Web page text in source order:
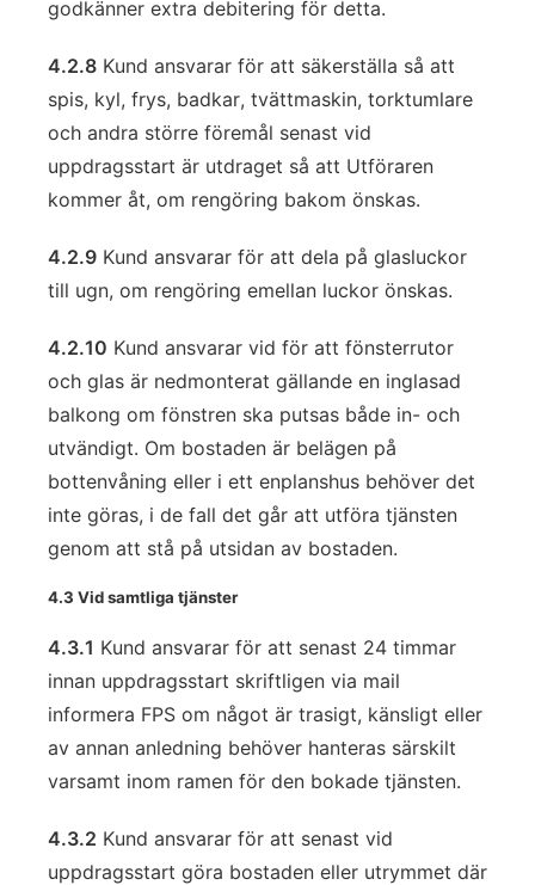
godkänner extra debitering för detta.
4.2.8 Kund ansvarar för att säkerställa så att
spis, kyl, frys, badkar, tvättmaskin, torktumlare
och andra större föremål senast vid
uppdragsstart är utdraget så att Utföraren
kommer åt, om rengöring bakom önskas.
4.2.9 Kund ansvarar för att dela på glasluckor
till ugn, om rengöring emellan luckor önskas.
4.2.10 Kund ansvarar vid för att fönsterrutor
och glas är nedmonterat gällande en inglasad
balkong om fönstren ska putsas både in- och
utvändigt. Om bostaden är belägen på
bottenvåning eller i ett enplanshus behöver det
inte göras, i de fall det går att utföra tjänsten
genom att stå på utsidan av bostaden.
4.3 Vid samtliga tjänster
4.3.1 Kund ansvarar för att senast 24 timmar
innan uppdragsstart skriftligen via mail
informera FPS om något är trasigt, känsligt eller
av annan anledning behöver hanteras särskilt
varsamt inom ramen för den bokade tjänsten.
4.3.2 Kund ansvarar för att senast vid
uppdragsstart göra bostaden eller utrymmet där